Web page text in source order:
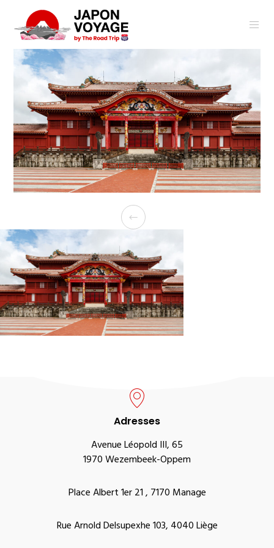
Adresses
Avenue Léopold III, 65
1970 Wezembeek-Oppem
Place Albert 1er 21 , 7170 Manage
Rue Arnold Delsupexhe 103, 4040 Liège